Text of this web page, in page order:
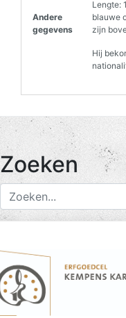
Andere
gegevens
Lengte:
blauwe
zijn
Hij
Zoeken